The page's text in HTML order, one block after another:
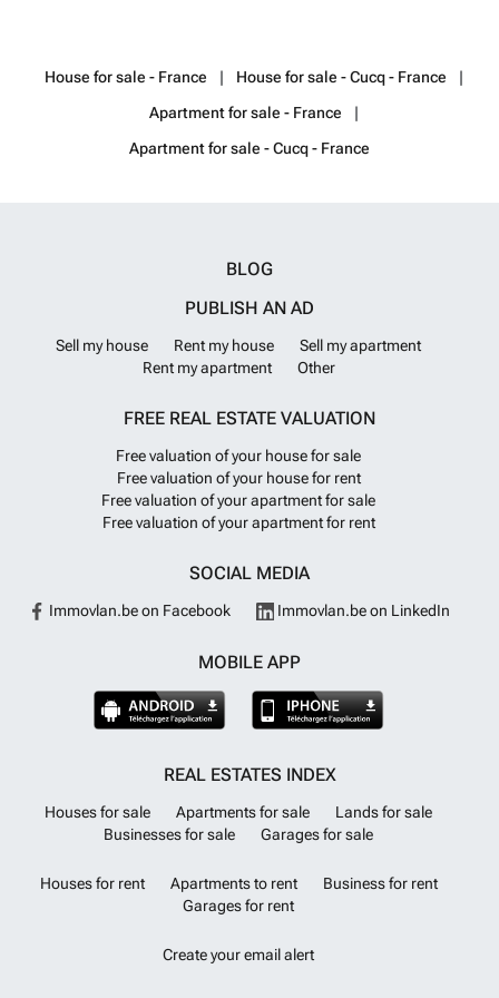
House for sale - France
House for sale - Cucq - France
Apartment for sale - France
Apartment for sale - Cucq - France
BLOG
PUBLISH AN AD
Sell my house Rent my house
Sell my apartment
Rent my apartment
Other
FREE REAL ESTATE VALUATION
Free valuation of your house for sale
Free valuation of your house for rent
Free valuation of your apartment for sale
Free valuation of your apartment for rent
SOCIAL MEDIA
Immovlan.be on Facebook Immovlan.be on LinkedIn
MOBILE APP
REAL ESTATES INDEX
Houses for sale Apartments for sale
Lands for sale
Businesses for sale
Garages for sale
Houses for rent Apartments to rent
Business for rent
Garages for rent
Create your email alert